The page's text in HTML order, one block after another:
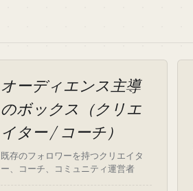
オーディエンス主導
のボックス（クリエ
イター / コーチ）
既存のフォロワーを持つクリエイタ
ー、コーチ、コミュニティ運営者